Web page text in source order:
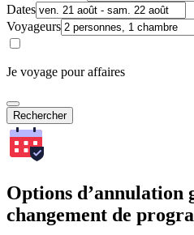
Dates
Voyageurs
Je voyage pour affaires
Rechercher
Options d’annulation
changement de